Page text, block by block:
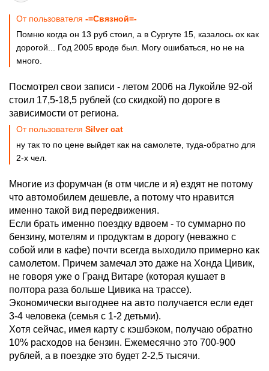
От пользователя -=Связной=-
Помню когда он 13 руб стоил, а в Сургуте 15, казалось ох как
дорогой... Год 2005 вроде был. Могу ошибаться, но не на
много.
Посмотрел свои записи - летом 2006 на Лукойле 92-ой
стоил 17,5-18,5 рублей (со скидкой) по дороге в
зависимости от региона.
От пользователя Silver сat
ну так то по цене выйдет как на самолете, туда-обратно для
2-х чел.
Многие из форумчан (в отм числе и я) ездят не потому
что автомобилем дешевле, а потому что нравится
именно такой вид передвижения.
Если брать именно поездку вдвоем - то суммарно по
бензину, мотелям и продуктам в дорогу (неважно с
собой или в кафе) почти всегда выходило примерно как
самолетом. Причем замечал это даже на Хонда Цивик,
не говоря уже о Гранд Витаре (которая кушает в
полтора раза больше Цивика на трассе).
Экономически выгоднее на авто получается если едет
3-4 человека (семья с 1-2 детьми).
Хотя сейчас, имея карту с кэшбэком, получаю обратно
10% расходов на бензин. Ежемесячно это 700-900
рублей, а в поездке это будет 2-2,5 тысячи.